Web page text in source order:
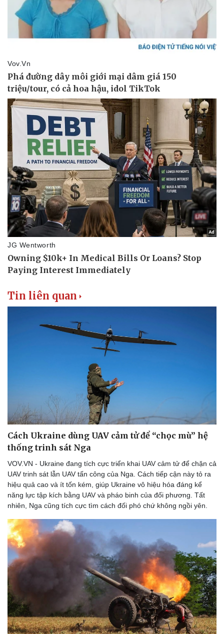
Vụ án
Tin nóng
Tư vấn luật
Vũ khí
Việt Nam
Phân tích
Tin liên quan
Cách Ukraine dùng UAV cảm tử để “chọc mù” hệ
thống trinh sát Nga
VOV.VN - Ukraine đang tích cực triển khai UAV cảm tử để chặn cả
UAV trinh sát lẫn UAV tấn công của Nga. Cách tiếp cận này tỏ ra
hiệu quả cao và ít tốn kém, giúp Ukraine vô hiệu hóa đáng kể
năng lực tập kích bằng UAV và pháo binh của đối phương. Tất
nhiên, Nga cũng tích cực tìm cách đối phó chứ không ngồi yên.